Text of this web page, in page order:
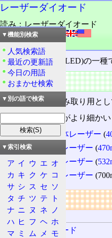
レーザーダイオード
読み：レーザーダイオード
外語：Laser diode
品詞：名詞
発光ダイオード
(LED)の一種
概要
光ディスク
の読み取り用と
波長が短いほうがより細か
青紫色半導体レーザー (
青色半導体レーザー (
緑色半導体レーザー (
赤色半導体レーザー
リンク
用語の所属
発光ダイオード
▼機能別検索
人気検索語
最近の更新語
今日の用語
おまかせ検索
▼別の語で検索
▼索引検索
ア イ ウ エ オ
カ キ ク ケ コ
サ シ ス セ ソ
タ チ ツ テ
ト
ナ ニ ヌ ネ
ノ
ハ ヒ フ ヘ ホ
マ ミ ム メ
モ